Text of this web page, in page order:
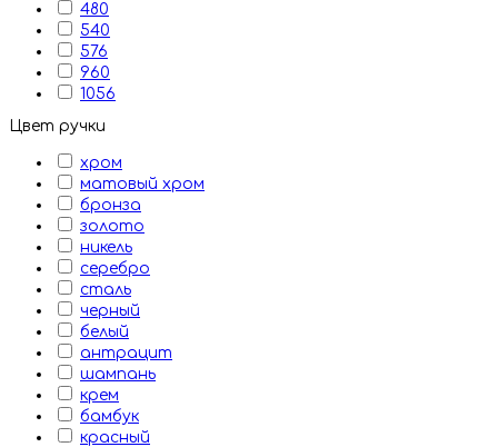
480
540
576
960
1056
Цвет ручки
хром
матовый хром
бронза
золото
никель
серебро
сталь
черный
белый
антрацит
шампань
крем
бамбук
красный